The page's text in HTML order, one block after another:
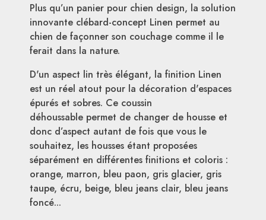
Plus qu’un panier pour chien design, la solution
innovante clébard-concept Linen permet au
chien de façonner son couchage comme il le
ferait dans la nature.
D'un aspect lin très élégant, la finition Linen
est un réel atout pour la décoration d'espaces
épurés et sobres. Ce coussin
déhoussable permet de changer de housse et
donc d’aspect autant de fois que vous le
souhaitez, les housses étant proposées
séparément en différentes finitions et coloris :
orange, marron, bleu paon, gris glacier, gris
taupe, écru, beige, bleu jeans clair, bleu jeans
foncé...